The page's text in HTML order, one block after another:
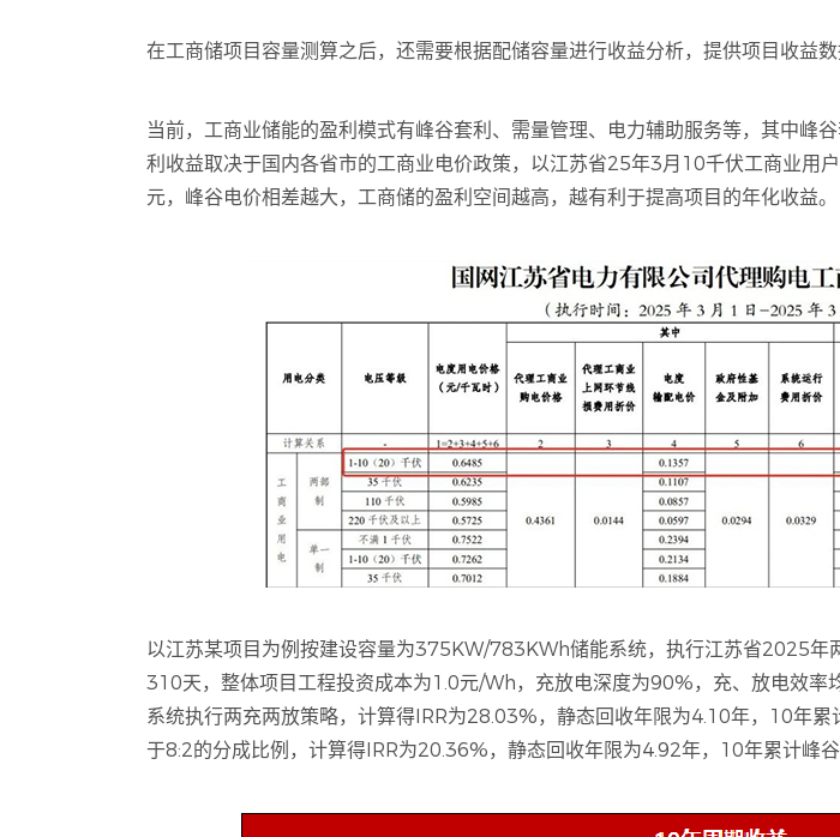
在工商储项目容量测算之后，还需要根据配储容量进行收益分析，提供项目收益
当前，工商业储能的盈利模式有峰谷套利、需量管理、电力辅助服务等，其中峰
利收益取决于国内各省市的工商业电价政策，以江苏省25年3月10千伏工商业用
元，峰谷电价相差越大，工商储的盈利空间越高，越有利于提高项目的年化收益。
以江苏某项目为例按建设容量为375KW/783KWh储能系统，执行江苏省2025年
310天，整体项目工程投资成本为1.0元/Wh，充放电深度为90%，充、放电效率
系统执行两充两放策略，计算得IRR为28.03%，静态回收年限为4.10年，10年
于8:2的分成比例，计算得IRR为20.36%，静态回收年限为4.92年，10年累计峰